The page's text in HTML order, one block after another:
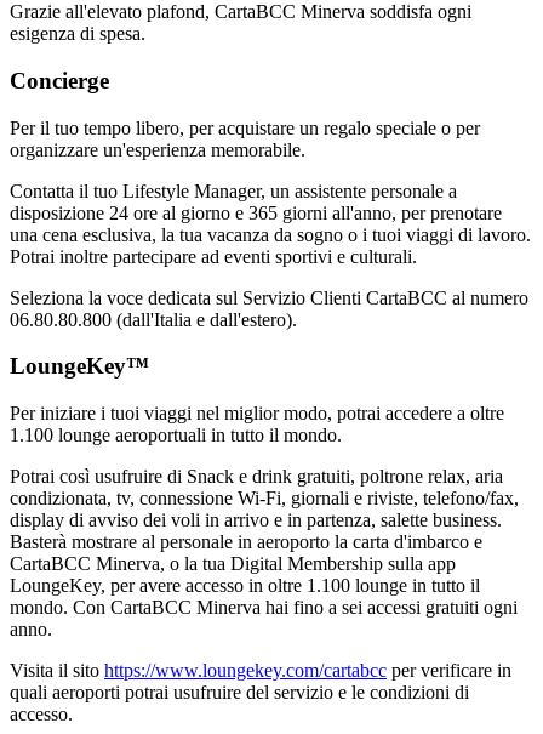
Grazie all'elevato plafond, CartaBCC Minerva soddisfa ogni
esigenza di spesa.
Concierge
Per il tuo tempo libero, per acquistare un regalo speciale o per
organizzare un'esperienza memorabile.
Contatta il tuo Lifestyle Manager, un assistente personale a
disposizione 24 ore al giorno e 365 giorni all'anno, per prenotare
una cena esclusiva, la tua vacanza da sogno o i tuoi viaggi di lavoro.
Potrai inoltre partecipare ad eventi sportivi e culturali.
Seleziona la voce dedicata sul Servizio Clienti CartaBCC al numero
06.80.80.800 (dall'Italia e dall'estero).
LoungeKey™
Per iniziare i tuoi viaggi nel miglior modo, potrai accedere a oltre
1.100 lounge aeroportuali in tutto il mondo.
Potrai così usufruire di Snack e drink gratuiti, poltrone relax, aria
condizionata, tv, connessione Wi-Fi, giornali e riviste, telefono/fax,
display di avviso dei voli in arrivo e in partenza, salette business.
Basterà mostrare al personale in aeroporto la carta d'imbarco e
CartaBCC Minerva, o la tua Digital Membership sulla app
LoungeKey, per avere accesso in oltre 1.100 lounge in tutto il
mondo. Con CartaBCC Minerva hai fino a sei accessi gratuiti ogni
anno.
Visita il sito https://www.loungekey.com/cartabcc per verificare in
quali aeroporti potrai usufruire del servizio e le condizioni di
accesso.